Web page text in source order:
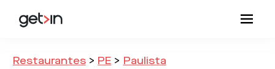
Restaurantes > PE > Paulista